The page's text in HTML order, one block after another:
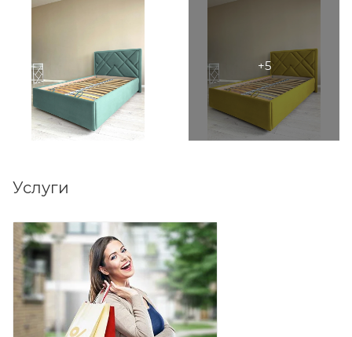
пенополиуретан.
Под заказ цветовое исполнение в коллекции ткани
велюр. Коллекция Velutto более 20 цветовых
решений на выбор.
Под заказ доступны другие варианты спального
Услуги